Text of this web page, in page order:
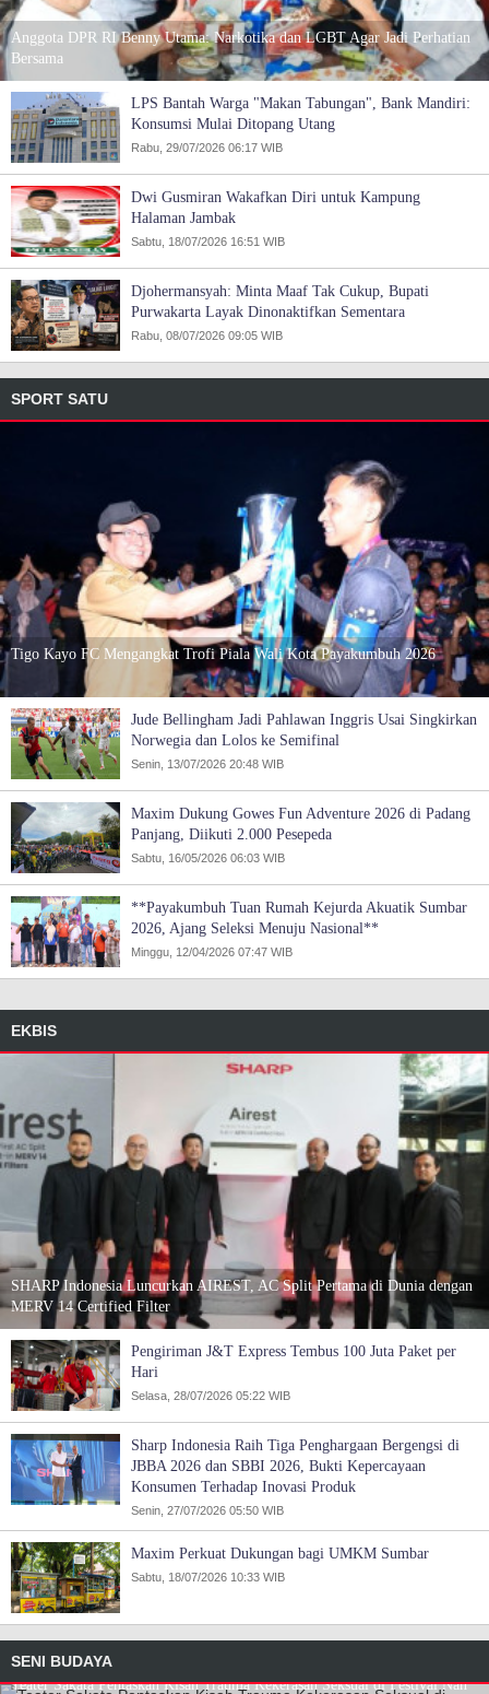
Anggota DPR RI Benny Utama: Narkotika dan LGBT Agar Jadi Perhatian
Bersama
LPS Bantah Warga "Makan Tabungan", Bank Mandiri:
Konsumsi Mulai Ditopang Utang
Rabu, 29/07/2026 06:17 WIB
Dwi Gusmiran Wakafkan Diri untuk Kampung
Halaman Jambak
Sabtu, 18/07/2026 16:51 WIB
Djohermansyah: Minta Maaf Tak Cukup, Bupati
Purwakarta Layak Dinonaktifkan Sementara
Rabu, 08/07/2026 09:05 WIB
SPORT SATU
Tigo Kayo FC Mengangkat Trofi Piala Wali Kota Payakumbuh 2026
Jude Bellingham Jadi Pahlawan Inggris Usai Singkirkan
Norwegia dan Lolos ke Semifinal
Senin, 13/07/2026 20:48 WIB
Maxim Dukung Gowes Fun Adventure 2026 di Padang
Panjang, Diikuti 2.000 Pesepeda
Sabtu, 16/05/2026 06:03 WIB
**Payakumbuh Tuan Rumah Kejurda Akuatik Sumbar
2026, Ajang Seleksi Menuju Nasional**
Minggu, 12/04/2026 07:47 WIB
EKBIS
SHARP Indonesia Luncurkan AIREST, AC Split Pertama di Dunia dengan
MERV 14 Certified Filter
Pengiriman J&T Express Tembus 100 Juta Paket per
Hari
Selasa, 28/07/2026 05:22 WIB
Sharp Indonesia Raih Tiga Penghargaan Bergengsi di
JBBA 2026 dan SBBI 2026, Bukti Kepercayaan
Konsumen Terhadap Inovasi Produk
Senin, 27/07/2026 05:50 WIB
Maxim Perkuat Dukungan bagi UMKM Sumbar
Sabtu, 18/07/2026 10:33 WIB
SENI BUDAYA
Teater Sakata Pentaskan Kisah Trauma Kekerasan Seksual di Festival Nan